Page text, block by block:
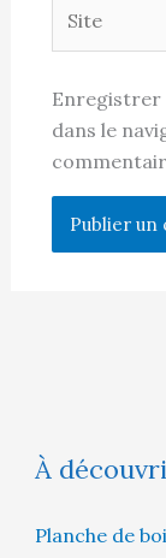
Enregistrer
dans le
À
Planche de